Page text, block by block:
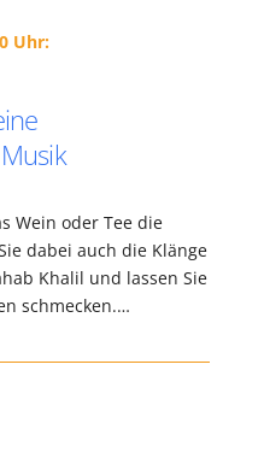
Uhr:
Wein oder Tee die
dabei auch die Klänge
Khalil und lassen Sie
schmecken.…